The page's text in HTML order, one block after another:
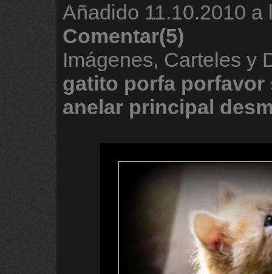
Añadido 11.10.2010 a
Comentar(5)
Imágenes, Carteles y
gatito porfa porfavor
anelar principal